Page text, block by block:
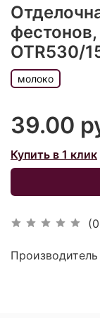
OTR530/
молоко
39.00
Купить в 1 клик